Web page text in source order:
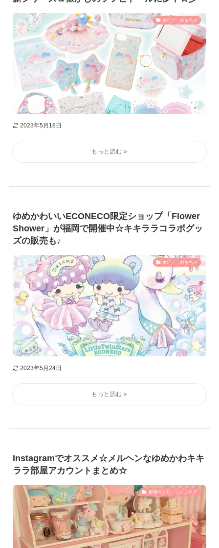
ホビー・おもちゃ
2023年5月18日
ゆめかわいいECONECO限定ショップ「Flower
Shower」が福岡で開催中☆キキララコラボグッ
ズの販売も♪
ホビー・おもちゃ
2023年5月24日
Instagramでオススメ☆メルヘンなゆめかわキキ
ララ部屋アカウントまとめ☆
部屋づくり・インテリア